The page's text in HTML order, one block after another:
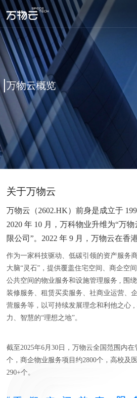
万物云概览
关于万物云
万物云（2602.HK）前身是成立于
2020 年 10 月，万科物业升维为“万
限公司”。2022 年 9 月，万物云在香
作为一家科技驱动、低碳引领的资产服务
大脑“灵石”，提供覆盖住宅空间、商企空
公共空间的物业服务和设施管理服务 , 围
装修服务、租赁买卖服务、社商业运营、
营服务等，以可持续发展理念和利他之心
力、智慧的“理想之地”。
截至2025年6月30日，万物云全国范围内
个，商企物业服务项目约2800个，高校及
290+个。